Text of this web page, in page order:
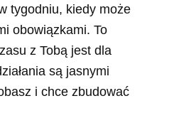
tygodniu, kiedy może
obowiązkami. To
z Tobą jest dla
są jasnymi
i chce zbudować